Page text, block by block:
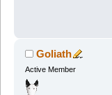
Goliath
Active Member